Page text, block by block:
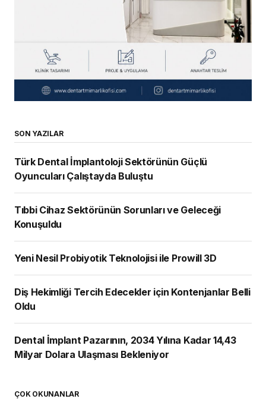
SON YAZILAR
Türk Dental İmplantoloji Sektörünün Güçlü
Oyuncuları Çalıştayda Buluştu
Tıbbi Cihaz Sektörünün Sorunları ve Geleceği
Konuşuldu
Yeni Nesil Probiyotik Teknolojisi ile Prowill 3D
Diş Hekimliği Tercih Edecekler için Kontenjanlar Belli
Oldu
Dental İmplant Pazarının, 2034 Yılına Kadar 14,43
Milyar Dolara Ulaşması Bekleniyor
ÇOK OKUNANLAR